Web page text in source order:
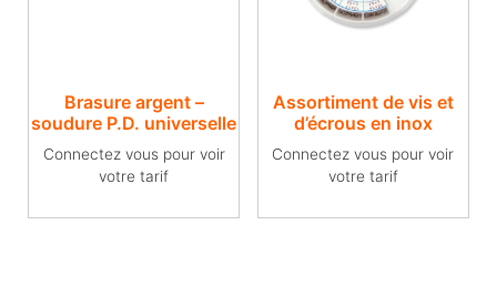
Brasure argent –
soudure P.D. universelle
Connectez vous pour voir
votre tarif
Assortiment de vis et
d’écrous en inox
Connectez vous pour voir
votre tarif